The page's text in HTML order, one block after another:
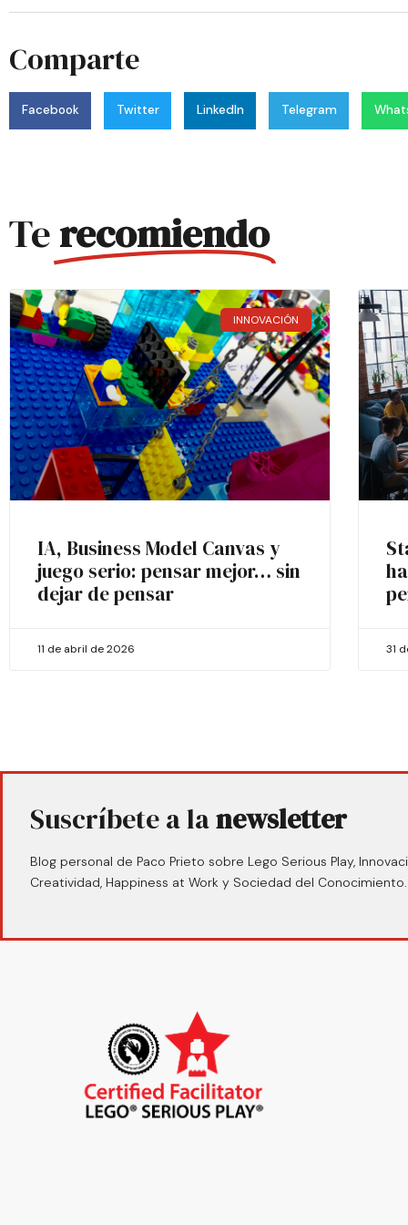
Comparte
Facebook Twitter LinkedIn Telegram
Terecomiendo
INNOVACIÓN
IA, Business Model Canvas y
juego serio: pensar mejor… sin
dejar de pensar
11 de abril de 2026 31
Suscríbete a lanewsletter
Blog personal de Paco Prieto sobre Lego Serious Play,
Creatividad, Happiness at Work y Sociedad del Conocimiento.